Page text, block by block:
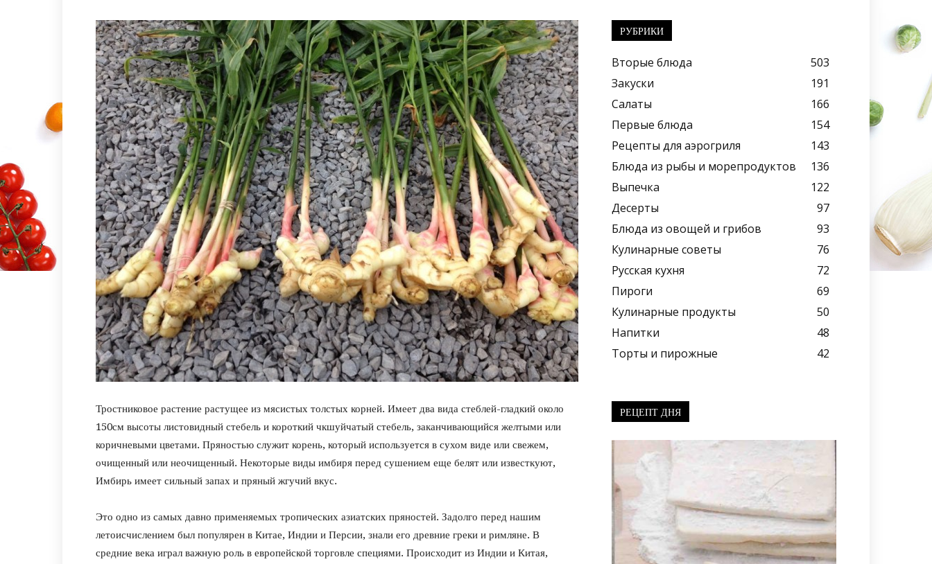
рецепты,
вкусные
блюда
+
Тростниковое растение растущее из мясистых толстых корней. Имеет два вида стеблей-гладкий около
150см высоты листовидный стебель и короткий чкшуйчатый стебель, заканчивающийся желтыми или
коричневыми цветами. Пряностью служит корень, который используется в сухом виде или свежем,
очищенный или неочищенный. Некоторые виды имбиря перед сушением еще белят или известкуют,
Имбирь имеет сильный запах и пряный жгучий вкус.
Это одно из самых давно применяемых тропических азиатских пряностей. Задолго перед нашим
летоисчислением был популярен в Китае, Индии и Персии, знали его древние греки и римляне. В
средние века играл важную роль в европейской торговле специями. Происходит из Индии и Китая,
РУБРИКИ
Вторые блюда
503
Закуски
191
Салаты
166
Первые блюда
154
Рецепты для аэрогриля
143
Блюда из рыбы и морепродуктов
136
Выпечка
122
Десерты
97
Блюда из овощей и грибов
93
Кулинарные советы
76
Русская кухня
72
Пироги
69
Кулинарные продукты
50
Напитки
48
Торты и пирожные
42
РЕЦЕПТ ДНЯ